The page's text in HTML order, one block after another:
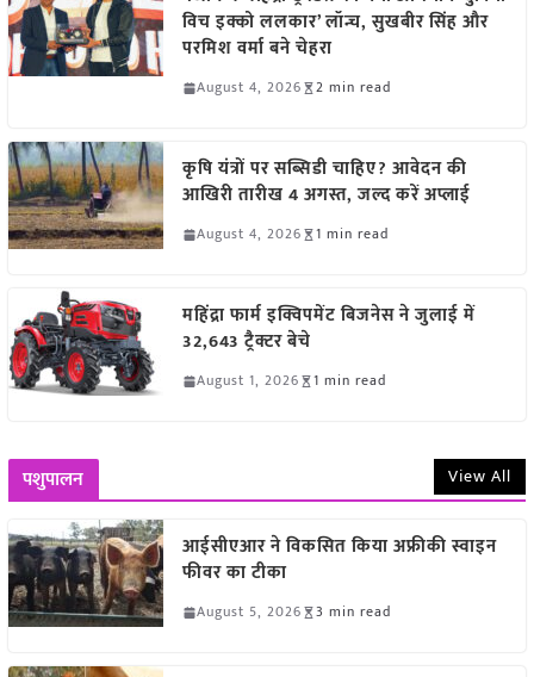
विच इक्को ललकार’ लॉन्च, सुखबीर सिंह और
परमिश वर्मा बने चेहरा
August 4, 2026 2 min read
कृषि यंत्रों पर सब्सिडी चाहिए? आवेदन की
आखिरी तारीख 4 अगस्त, जल्द करें अप्लाई
August 4, 2026 1 min read
महिंद्रा फार्म इक्विपमेंट बिजनेस ने जुलाई में
32,643 ट्रैक्टर बेचे
August 1, 2026 1 min read
पशुपालन View All
आईसीएआर ने विकसित किया अफ्रीकी स्वाइन
फीवर का टीका
August 5, 2026 3 min read